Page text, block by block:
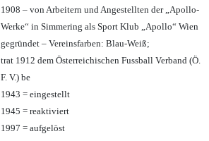
1908 – von Arbeitern und Angestellten der „Apollo-
Werke“ in Simmering als Sport Klub „Apollo“ Wien
gegründet – Vereinsfarben: Blau-Weiß;
trat 1912 dem Österreichischen Fussball Verband (Ö.
F. V.) be
1943 = eingestellt
1945 = reaktiviert
1997 = aufgelöst